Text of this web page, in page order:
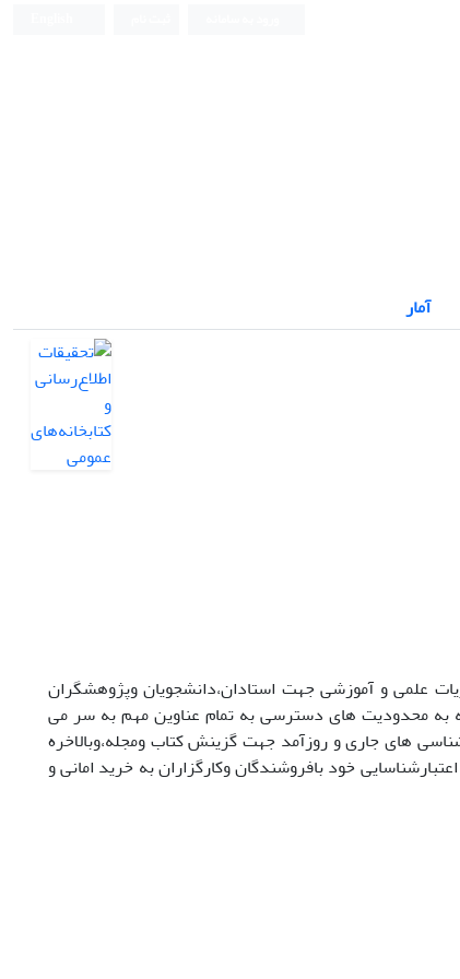
آمار
علمی و آموزشی جهت استادان،دانشجویان وپژوهشگران
به محدودیت های دسترسی به تمام عناوین مهم به سر می
های جاری و روزآمد جهت گزینش کتاب ومجله،وبالاخره
خود بافروشندگان وکارگزاران به خرید امانی و